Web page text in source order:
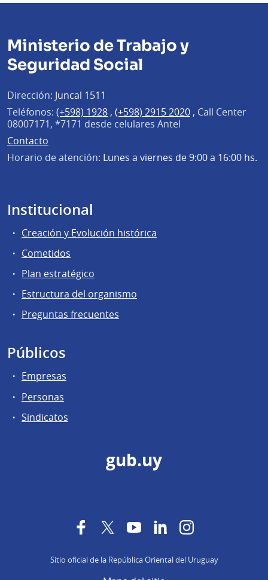
Ministerio de Trabajo y
Seguridad Social
Dirección: Juncal 1511
Teléfonos: (+598) 1928 , (+598) 2915 2020 , Call Center
08007171, *7171 desde celulares Antel
Contacto
Horario de atención: Lunes a viernes de 9:00 a 16:00 hs.
Institucional
Creación y Evolución histórica
Cometidos
Plan estratégico
Estructura del organismo
Preguntas frecuentes
Públicos
Empresas
Personas
Sindicatos
gub.uy
FacebookTwitterYouTubeLinkedInInstagram
Sitio oficial de la República Oriental del Uruguay